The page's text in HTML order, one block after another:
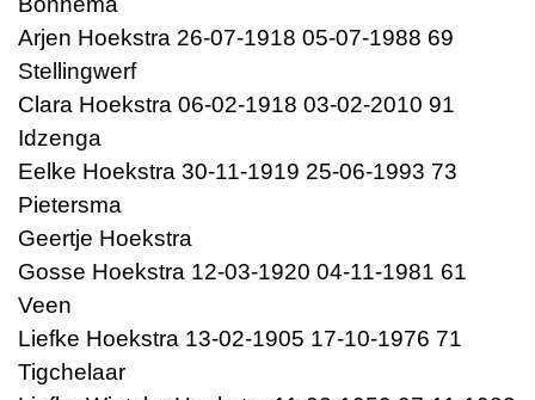
Arjen Hoekstra 26-07-1918 05-07-1988 69
Stellingwerf
Clara Hoekstra 06-02-1918 03-02-2010 91
Idzenga
Eelke Hoekstra 30-11-1919 25-06-1993 73
Pietersma
Geertje Hoekstra
Gosse Hoekstra 12-03-1920 04-11-1981 61
Veen
Liefke Hoekstra 13-02-1905 17-10-1976 71
Tigchelaar